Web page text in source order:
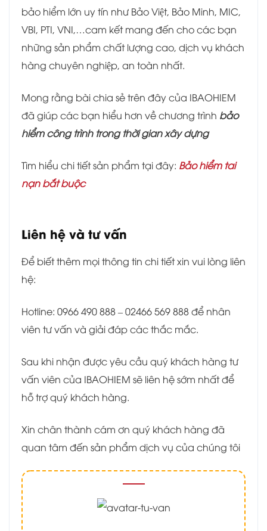
bảo hiểm lớn uy tín như Bảo Việt, Bảo Minh, MIC,
VBI, PTI, VNI,…cam kết mang đến cho các bạn
những sản phẩm chất lượng cao, dịch vụ khách
hàng chuyên nghiệp, an toàn nhất.
Mong rằng bài chia sẻ trên đây của IBAOHIEM
đã giúp các bạn hiểu hơn về chương trình bảo
hiểm công trình trong thời gian xây dựng
Tìm hiểu chi tiết sản phẩm tại đây: Bảo hiểm tai
nạn bắt buộc
Liên hệ và tư vấn
Để biết thêm mọi thông tin chi tiết xin vui lòng liên
hệ:
Hotline: 0966 490 888 – 02466 569 888 để nhân
viên tư vấn và giải đáp các thắc mắc.
Sau khi nhận được yêu cầu quý khách hàng tư
vấn viên của IBAOHIEM sẽ liên hệ sớm nhất để
hỗ trợ quý khách hàng.
Xin chân thành cám ơn quý khách hàng đã
quan tâm đến sản phẩm dịch vụ của chúng tôi